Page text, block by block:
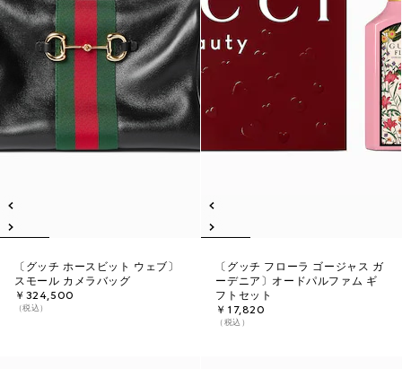
〔グッチ ホースビット ウェブ〕
スモール カメラバッグ
￥324,500
（税込）
〔グッチ フローラ ゴージャス ガ
ーデニア〕オードパルファム ギ
フトセット
￥17,820
（税込）